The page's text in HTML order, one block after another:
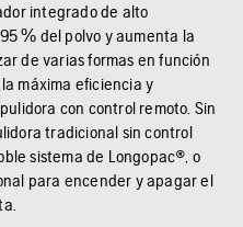
integrado de alto
% del polvo y aumenta la
de varias formas en función
máxima eficiencia y
con control remoto. Sin
tradicional sin control
sistema de Longopac®, o
para encender y apagar el